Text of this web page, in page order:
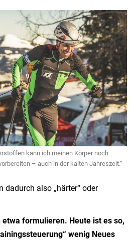
kann ich meinen Körper noch
– auch in der kalten Jahreszeit.“
dadurch also „härter“ oder
formulieren. Heute ist es so,
wenig Neues